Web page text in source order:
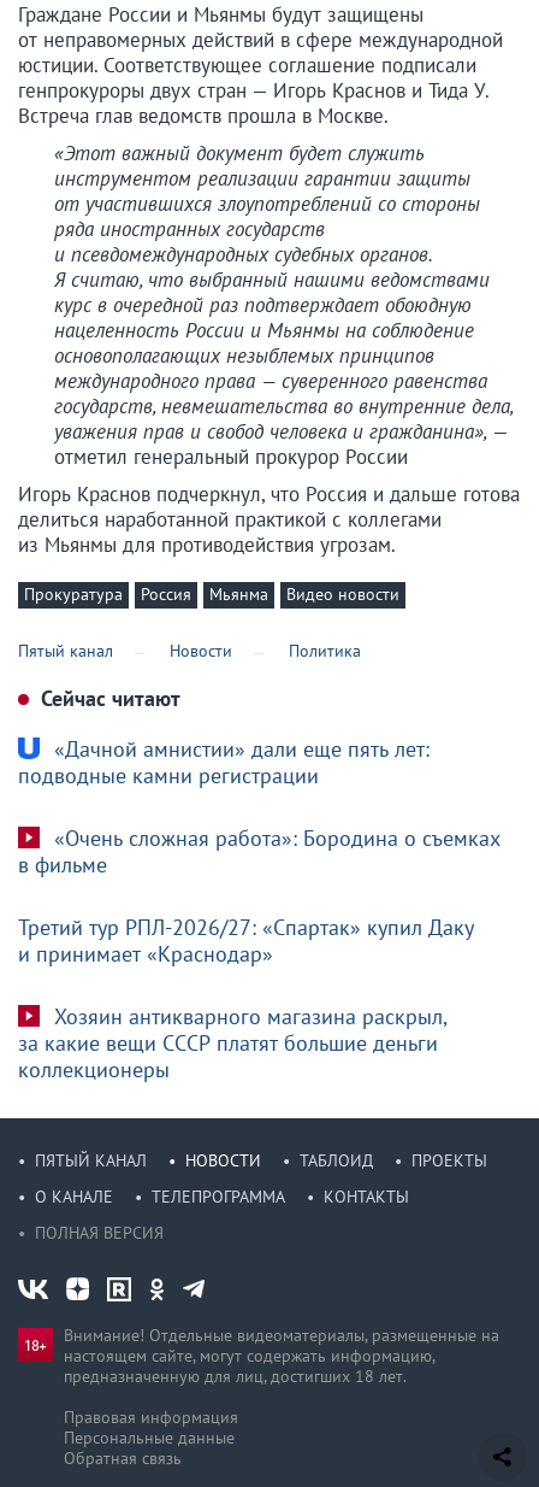
Граждане России и Мьянмы будут защищены
от неправомерных действий в сфере международной
юстиции. Соответствующее соглашение подписали
генпрокуроры двух стран — Игорь Краснов и Тида У.
Встреча глав ведомств прошла в Москве.
«Этот важный документ будет служить
инструментом реализации гарантии защиты
от участившихся злоупотреблений со стороны
ряда иностранных государств
и псевдомеждународных судебных органов.
Я считаю, что выбранный нашими ведомствами
курс в очередной раз подтверждает обоюдную
нацеленность России и Мьянмы на соблюдение
основополагающих незыблемых принципов
международного права — суверенного равенства
государств, невмешательства во внутренние дела,
уважения прав и свобод человека и гражданина», —
отметил генеральный прокурор России
Игорь Краснов подчеркнул, что Россия и дальше готова
делиться наработанной практикой с коллегами
из Мьянмы для противодействия угрозам.
Прокуратура Россия Мьянма Видео новости
Пятый канал Новости Политика
Сейчас читают
«Дачной амнистии» дали еще пять лет:
подводные камни регистрации
«Очень сложная работа»: Бородина о съемках
в фильме
Третий тур РПЛ-2026/27: «Спартак» купил Даку
и принимает «Краснодар»
Хозяин антикварного магазина раскрыл,
за какие вещи СССР платят большие деньги
коллекционеры
ПЯТЫЙ КАНАЛ НОВОСТИ ТАБЛОИД
ПРОЕКТЫ
О КАНАЛЕ
ТЕЛЕПРОГРАММА
КОНТАКТЫ
ПОЛНАЯ ВЕРСИЯ
Внимание! Отдельные видеоматериалы, размещенные на
настоящем сайте, могут содержать информацию,
предназначен­ную для лиц, достигших 18 лет.
Правовая информация
Персональные данные
Обратная связь